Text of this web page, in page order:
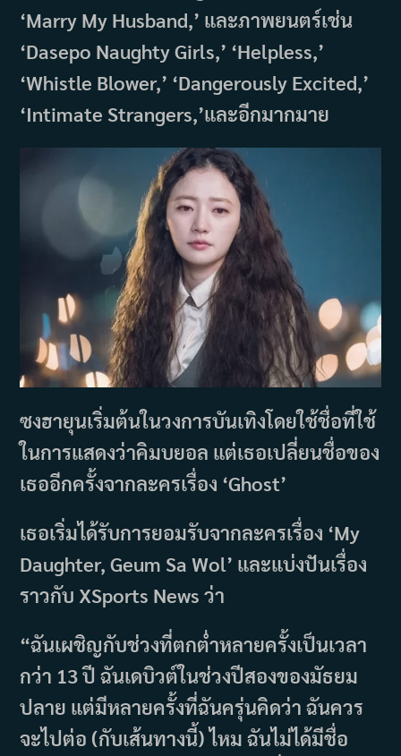
‘Marry My Husband,’ และภาพยนตร์เช่น
‘Dasepo Naughty Girls,’ ‘Helpless,’
‘Whistle Blower,’ ‘Dangerously Excited,’
‘Intimate Strangers,’และอีกมากมาย
ซงฮายุนเริ่มต้นในวงการบันเทิงโดยใช้ชื่อที่ใช้
ในการแสดงว่าคิมบยอล แต่เธอเปลี่ยนชื่อของ
เธออีกครั้งจากละครเรื่อง ‘Ghost’
เธอเริ่มได้รับการยอมรับจากละครเรื่อง ‘My
Daughter, Geum Sa Wol’ และแบ่งปันเรื่อง
ราวกับ XSports News ว่า
“ฉันเผชิญกับช่วงที่ตกต่ำหลายครั้งเป็นเวลา
กว่า 13 ปี ฉันเดบิวต์ในช่วงปีสองของมัธยม
ปลาย แต่มีหลายครั้งที่ฉันครุ่นคิดว่า ฉันควร
จะไปต่อ (กับเส้นทางนี้) ไหม ฉันไม่ได้มีชื่อ